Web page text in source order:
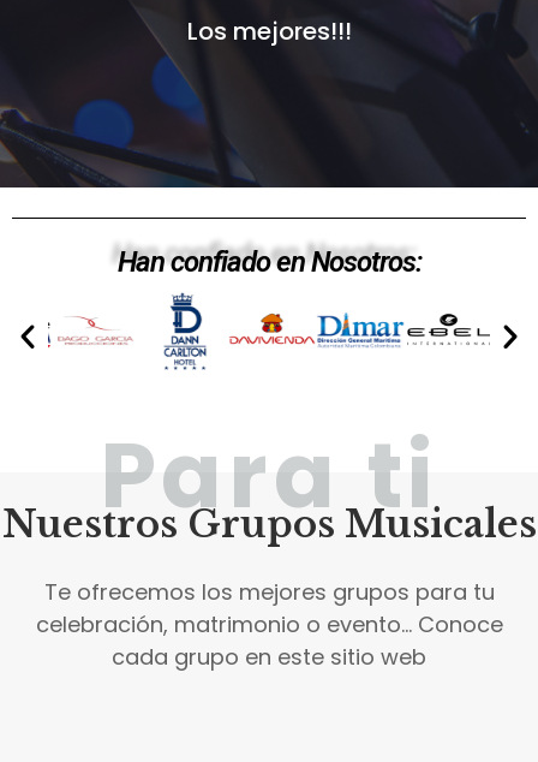
Los mejores!!!
Han confiado en Nosotros:
Para ti
Nuestros Grupos Musicales
Te ofrecemos los mejores grupos para tu
celebración, matrimonio o evento... Conoce
cada grupo en este sitio web